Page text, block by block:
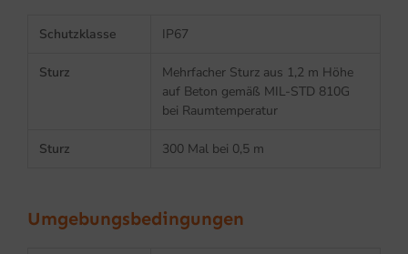
Schutzklasse IP67
Sturz
Mehrfacher Sturz aus 1,2 m Höhe
auf Beton gemäß MIL-STD 810G
bei Raumtemperatur
Sturz 300 Mal bei 0,5 m
Umgebungsbedingungen